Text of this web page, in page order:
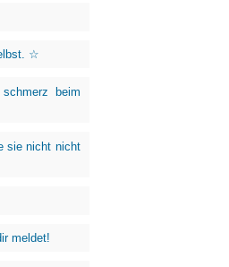
☆
beim
sie nicht nicht
meldet!